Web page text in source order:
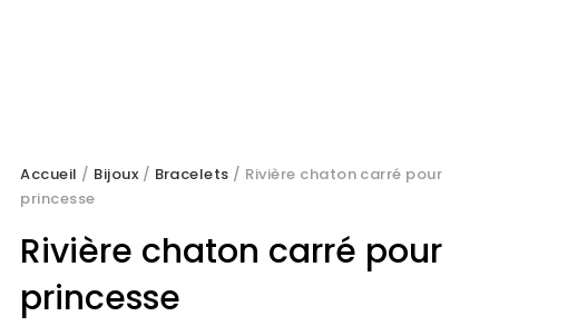
Accueil / Bijoux / Bracelets / Rivière chaton carré pour
princesse
Rivière chaton carré pour
princesse